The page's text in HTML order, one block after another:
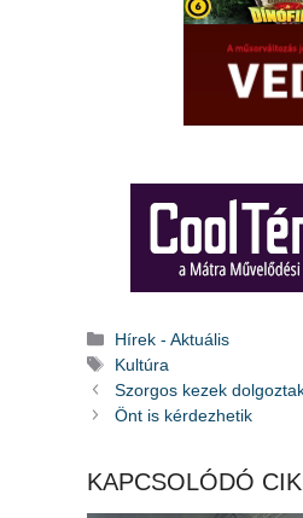
Kategória
Hírek - Aktuális
Címkék
Kultúra
Szorgos kezek
Önt is kérdezhetik
KAPCSOLÓDÓ